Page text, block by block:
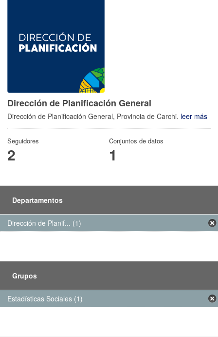
Dirección de Planificación General
Dirección de Planificación General, Provincia de Carchi. leer más
Seguidores
2
Conjuntos de datos
1
Departamentos
Dirección de Planif... (1)
Grupos
Estadísticas Sociales (1)